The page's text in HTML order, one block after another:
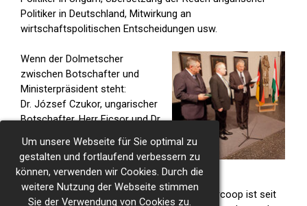
Um unsere Webseite für Sie optimal zu
gestalten und fortlaufend verbessern zu
können, verwenden wir Cookies. Durch die
weitere Nutzung der Webseite stimmen
Sie der Verwendung von Cookies zu.
Politiker in Deutschland, Mitwirkung an
wirtschaftspolitischen Entscheidungen usw.
Wenn der Dolmetscher
zwischen Botschafter und
Ministerpräsident steht:
Dr. József Czukor, ungarischer
Botschafter, Herr Ficsor und Dr.
stellvertretende
Ministerpräsident von Ungarn
FL Intercoop ist seit